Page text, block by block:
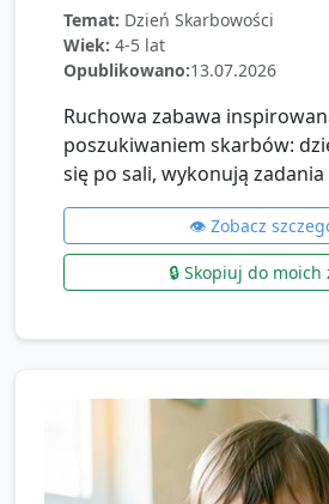
Temat: Dzień Skarbowości
Wiek: 4-5 lat
Opublikowano:13.07.2026
Ruchowa zabawa
poszukiwaniem skarbów:
się po sali, wykonują zadania
👁️ Zobacz
🔒 Skopiuj do moich